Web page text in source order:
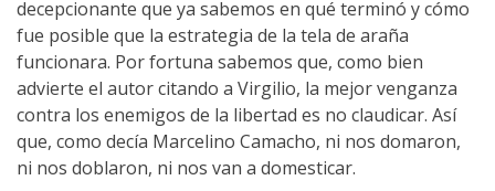
decepcionante que ya sabemos en qué terminó y cómo
fue posible que la estrategia de la tela de araña
funcionara. Por fortuna sabemos que, como bien
advierte el autor citando a Virgilio, la mejor venganza
contra los enemigos de la libertad es no claudicar. Así
que, como decía Marcelino Camacho, ni nos domaron,
ni nos doblaron, ni nos van a domesticar.